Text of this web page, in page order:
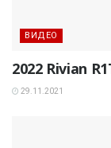
ВИДЕО
2022 Rivian
29.11.2021